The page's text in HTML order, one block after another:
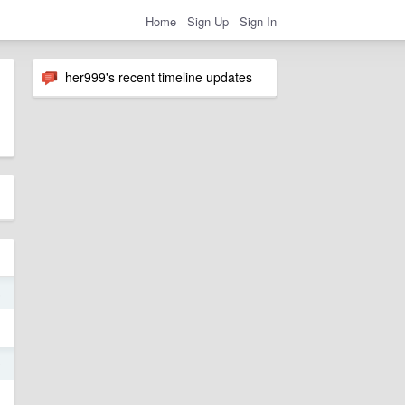
Home Sign Up Sign In
her999's recent timeline updates